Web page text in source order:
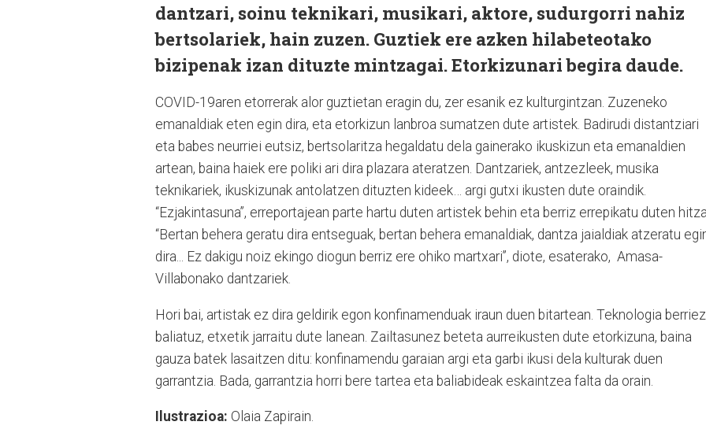
dantzari, soinu teknikari, musikari, aktore, sudurgorri nahiz
bertsolariek, hain zuzen. Guztiek ere azken hilabeteotako
bizipenak izan dituzte mintzagai. Etorkizunari begira daude.
COVID-19aren etorrerak alor guztietan eragin du, zer esanik ez kulturgintzan. Zuzeneko
emanaldiak eten egin dira, eta etorkizun lanbroa sumatzen dute artistek. Badirudi distantziari
eta babes neurriei eutsiz, bertsolaritza hegaldatu dela gainerako ikuskizun eta emanaldien
artean, baina haiek ere poliki ari dira plazara ateratzen. Dantzariek, antzezleek, musika
teknikariek, ikuskizunak antolatzen dituzten kideek… argi gutxi ikusten dute oraindik.
“Ezjakintasuna”, erreportajean parte hartu duten artistek behin eta berriz errepikatu duten
“Bertan behera geratu dira entseguak, bertan behera emanaldiak, dantza jaialdiak atzeratu
dira... Ez dakigu noiz ekingo diogun berriz ere ohiko martxari”, diote, esaterako, Amasa-
Villabonako dantzariek.
Hori bai, artistak ez dira geldirik egon konfinamenduak iraun duen bitartean. Teknologia berriez
baliatuz, etxetik jarraitu dute lanean. Zailtasunez beteta aurreikusten dute etorkizuna, baina
gauza batek lasaitzen ditu: konfinamendu garaian argi eta garbi ikusi dela kulturak duen
garrantzia. Bada, garrantzia horri bere tartea eta baliabideak eskaintzea falta da orain.
Ilustrazioa: Olaia Zapirain.